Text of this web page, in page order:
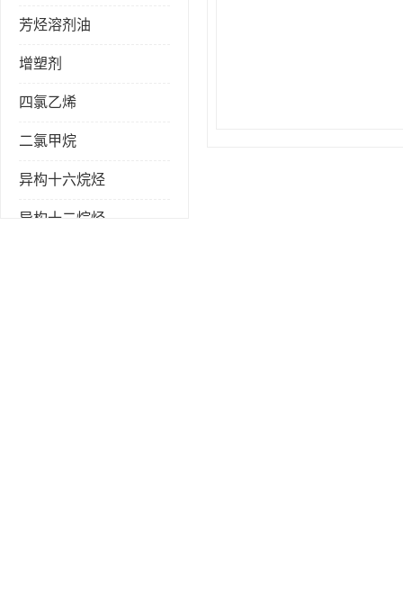
芳烃溶剂油
增塑剂
四氯乙烯
二氯甲烷
异构十六烷烃
异构十二烷烃